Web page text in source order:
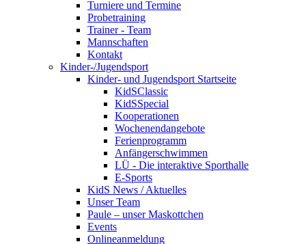
Turniere und Termine
Probetraining
Trainer - Team
Mannschaften
Kontakt
Kinder-/Jugendsport
Kinder- und Jugendsport Startseite
KidSClassic
KidSSpecial
Kooperationen
Wochenendangebote
Ferienprogramm
Anfängerschwimmen
LÜ - Die interaktive Sporthalle
E-Sports
KidS News / Aktuelles
Unser Team
Paule – unser Maskottchen
Events
Onlineanmeldung